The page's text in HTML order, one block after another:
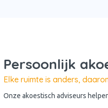
Persoonlijk
Elke ruimte is anders,
Onze akoestisch adviseurs